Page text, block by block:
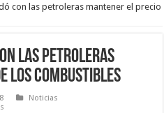
con las petroleras mantener el precio
las petroleras
los combustibles
Noticias